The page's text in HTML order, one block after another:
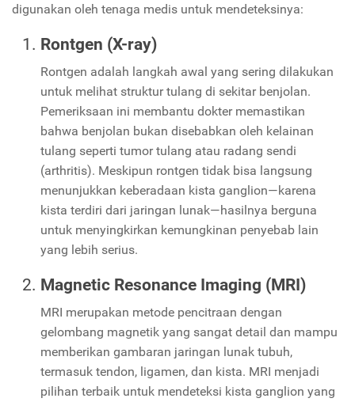
digunakan oleh tenaga medis untuk mendeteksinya:
Rontgen (X-ray)
Rontgen adalah langkah awal yang sering dilakukan
untuk melihat struktur tulang di sekitar benjolan.
Pemeriksaan ini membantu dokter memastikan
bahwa benjolan bukan disebabkan oleh kelainan
tulang seperti tumor tulang atau radang sendi
(arthritis). Meskipun rontgen tidak bisa langsung
menunjukkan keberadaan kista ganglion—karena
kista terdiri dari jaringan lunak—hasilnya berguna
untuk menyingkirkan kemungkinan penyebab lain
yang lebih serius.
Magnetic Resonance Imaging (MRI)
MRI merupakan metode pencitraan dengan
gelombang magnetik yang sangat detail dan mampu
memberikan gambaran jaringan lunak tubuh,
termasuk tendon, ligamen, dan kista. MRI menjadi
pilihan terbaik untuk mendeteksi kista ganglion yang